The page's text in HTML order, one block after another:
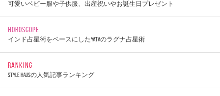
可愛いベビー服や子供服、出産祝いやお誕生日プレゼント
HOROSCOPE
インド占星術をベースにしたYATAのラグナ占星術
RANKING
STYLE HAUSの人気記事ランキング